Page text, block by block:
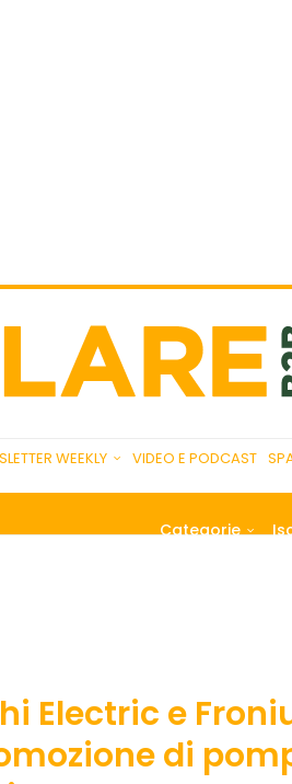
WEEKLY VIDEO E PODCAST
Categorie
Electric e
di